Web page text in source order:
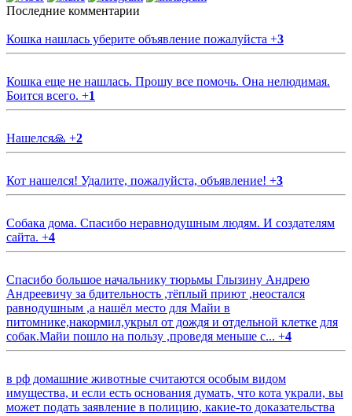
Последние комментарии
Кошка нашлась уберите объявление пожалуйста +3
Кошка еще не нашлась. Прошу все помочь. Она нелюдимая.
Боится всего. +1
Нашелся🙏 +2
Кот нашелся! Удалите, пожалуйста, объявление! +3
Собака дома. Спасибо неравнодушным людям. И создателям
сайта. +4
Спасибо большое начальнику тюрьмы Глызину Андрею
Андреевичу за бдительность ,тёплый приют ,неостался
равнодушным ,а нашёл место для Майи в
питомнике,накормил,укрыл от дождя и отдельной клетке для
собак.Майи пошло на пользу ,проведя меньше с... +4
в рф домашние животные считаются особым видом
имущества, и если есть основания думать, что кота украли, вы
может подать заявление в полицию, какие-то доказательства